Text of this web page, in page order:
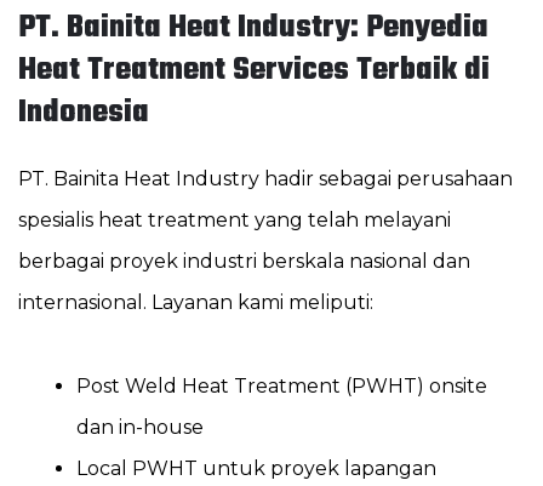
PT. Bainita Heat Industry: Penyedia
Heat Treatment Services Terbaik di
Indonesia
PT. Bainita Heat Industry hadir sebagai perusahaan
spesialis heat treatment yang telah melayani
berbagai proyek industri berskala nasional dan
internasional. Layanan kami meliputi:
Post Weld Heat Treatment (PWHT) onsite
dan in-house
Local PWHT untuk proyek lapangan